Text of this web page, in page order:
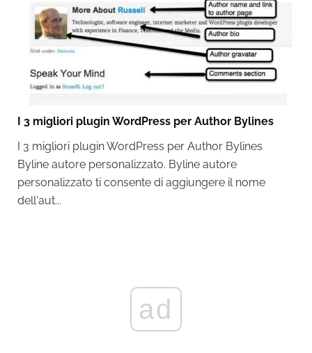
I 3 migliori plugin WordPress per Author Bylines
I 3 migliori plugin WordPress per Author Bylines
Byline autore personalizzato. Byline autore
personalizzato ti consente di aggiungere il nome
dell'aut...
ad